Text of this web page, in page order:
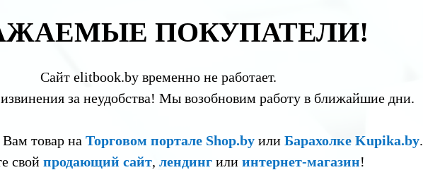
ПОКУПАТЕЛИ!
Сайт elitbook.by временно не работает.
за неудобства! Мы возобновим работу в ближайшие дни.
товар на Торговом портале Shop.byили Барахолке Kupika.by.
свой продающий сайт, лендингили интернет-магазин!